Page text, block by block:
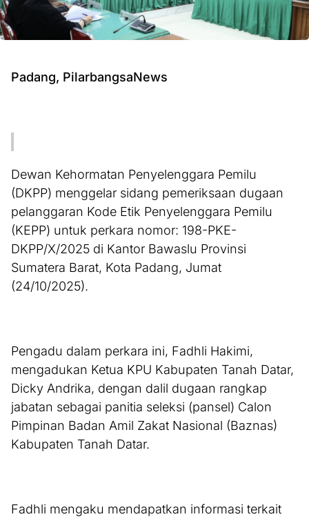
Padang, PilarbangsaNews
Dewan Kehormatan Penyelenggara Pemilu
(DKPP) menggelar sidang pemeriksaan dugaan
pelanggaran Kode Etik Penyelenggara Pemilu
(KEPP) untuk perkara nomor: 198-PKE-
DKPP/X/2025 di Kantor Bawaslu Provinsi
Sumatera Barat, Kota Padang, Jumat
(24/10/2025).
Pengadu dalam perkara ini, Fadhli Hakimi,
mengadukan Ketua KPU Kabupaten Tanah Datar,
Dicky Andrika, dengan dalil dugaan rangkap
jabatan sebagai panitia seleksi (pansel) Calon
Pimpinan Badan Amil Zakat Nasional (Baznas)
Kabupaten Tanah Datar.
Fadhli mengaku mendapatkan informasi terkait